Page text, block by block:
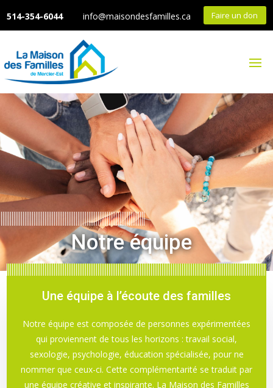
514-354-6044 info@maisondesfamilles.ca Faire un don
Notre équipe
Une équipe à l’écoute des familles
Notre équipe est composée de personnes expérimentées
qui proviennent de tous les horizons : travail social,
sexologie, psychologie, éducation spécialisée, pour ne
nommer que ceux-ci. Cette complémentarité se traduit par
une équipe créative et inspirante. La Maison des Familles